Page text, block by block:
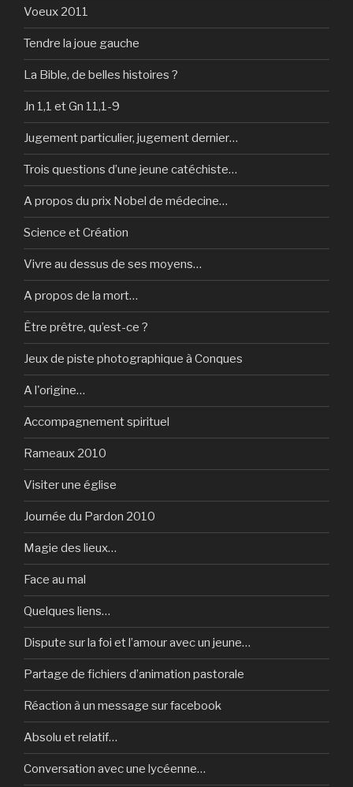
Voeux 2011
Tendre la joue gauche
La Bible, de belles histoires ?
Jn 1,1 et Gn 11,1-9
Jugement particulier, jugement dernier…
Trois questions d’une jeune catéchiste…
A propos du prix Nobel de médecine…
Science et Création
Vivre au dessus de ses moyens…
A propos de la mort…
Être prêtre, qu’est-ce ?
Jeux de piste photographique à Conques
A l'origine…
Accompagnement spirituel
Rameaux 2010
Visiter une église
Journée du Pardon 2010
Magie des lieux…
Face au mal
Quelques liens…
Dispute sur la foi et l’amour avec un jeune…
Partage de fichiers d’animation pastorale
Réaction à un message sur facebook
Absolu et relatif…
Conversation avec une lycéenne…